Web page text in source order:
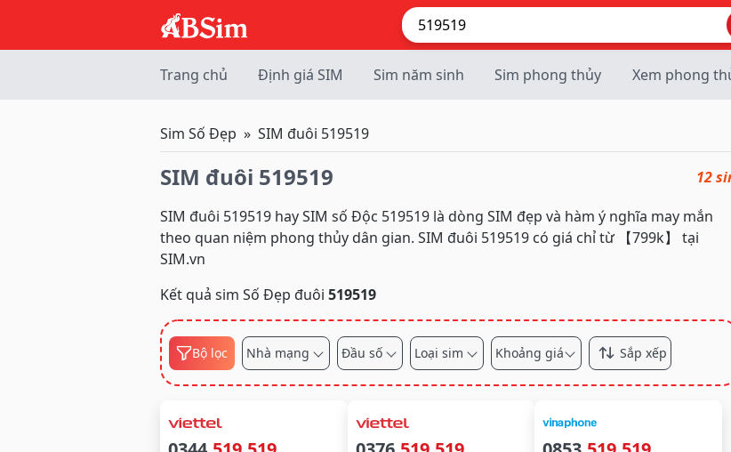
Trang chủ Định giá SIM Sim năm sinh Sim phong thủy Xem phong
Sim Số Đẹp SIM đuôi 519519
SIM đuôi 519519
12
SIM đuôi 519519 hay SIM số Độc 519519 là dòng SIM đẹp và hàm ý nghĩa may mắn
theo quan niệm phong thủy dân gian. SIM đuôi 519519 có giá chỉ từ 【799k】 tại
SIM.vn
Kết quả sim Số Đẹp đuôi 519519
Bộ lọc Nhà mạng Đầu số Loại sim Khoảng giá Sắp xếp